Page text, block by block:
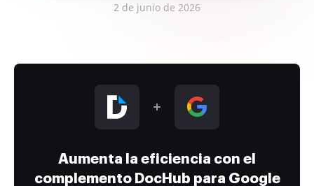
2 de junio de 2026
Aumenta la eficiencia con el
complemento DocHub para Google